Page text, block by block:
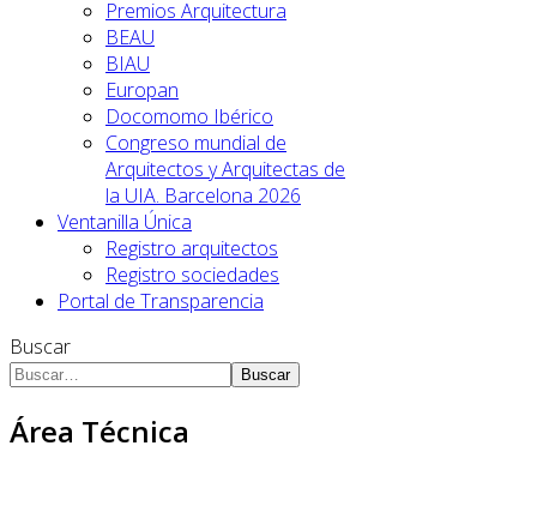
Premios Arquitectura
BEAU
BIAU
Europan
Docomomo Ibérico
Congreso mundial de
Arquitectos y Arquitectas de
la UIA. Barcelona 2026
Ventanilla Única
Registro arquitectos
Registro sociedades
Portal de Transparencia
Buscar
Buscar
Área Técnica